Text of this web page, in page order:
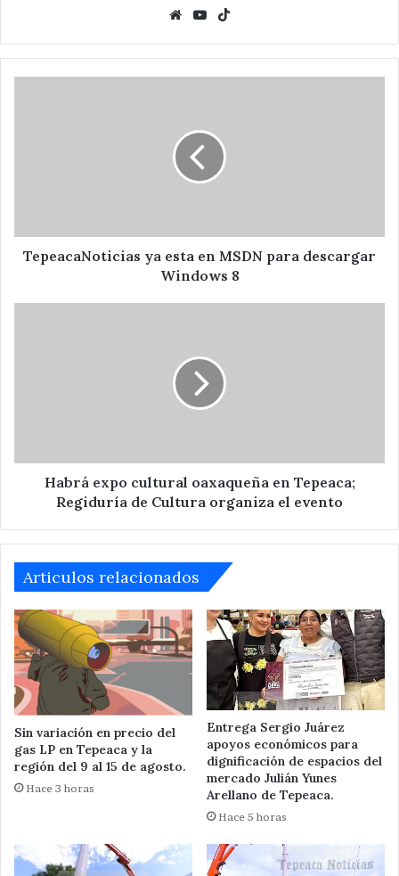
WebsiteYouTube
8
TepeacaNoticias ya esta en MSDN para descargar
Windows 8
Cultura
organizaHabrá expo cultural oaxaqueña en Tepeaca;
Regiduría de Cultura organiza el evento
Articulos relacionados
Sin variación en precio del
gas LP en Tepeaca y la
región del 9 al 15 de agosto.
Hace 3 horas
Entrega Sergio Juárez
apoyos económicos para
dignificación de espacios del
mercado Julián Yunes
Arellano de Tepeaca.
Hace 5 horas